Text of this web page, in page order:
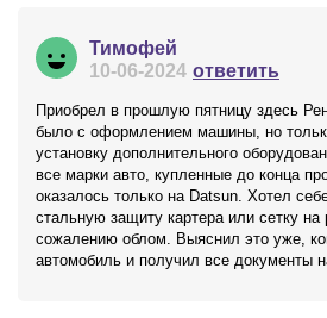
Тимофей
10-06-2024 ответить
Приобрел в прошлую пятницу здесь
было с оформлением машины, но
установку дополнительного
все марки авто, купленные до конца
оказалось только на Datsun. Хотел
стальную защиту картера или сетку на
сожалению облом. Выяснил это уже,
автомобиль и получил все документы